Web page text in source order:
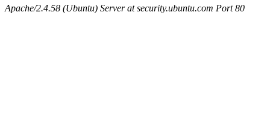
Apache/2.4.58 (Ubuntu) Server at security.ubuntu.com Port 80